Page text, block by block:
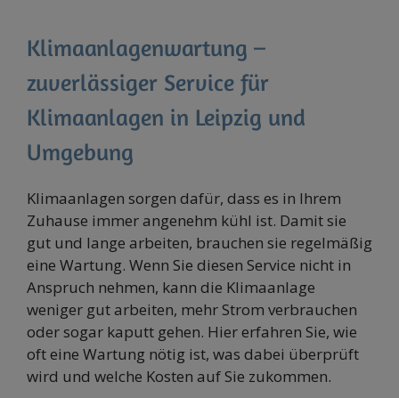
Klimaanlagenwartung –
zuverlässiger Service für
Klimaanlagen in Leipzig und
Umgebung
Klimaanlagen sorgen dafür, dass es in Ihrem
Zuhause immer angenehm kühl ist. Damit sie
gut und lange arbeiten, brauchen sie regelmäßig
eine Wartung. Wenn Sie diesen Service nicht in
Anspruch nehmen, kann die Klimaanlage
weniger gut arbeiten, mehr Strom verbrauchen
oder sogar kaputt gehen. Hier erfahren Sie, wie
oft eine Wartung nötig ist, was dabei überprüft
wird und welche Kosten auf Sie zukommen.